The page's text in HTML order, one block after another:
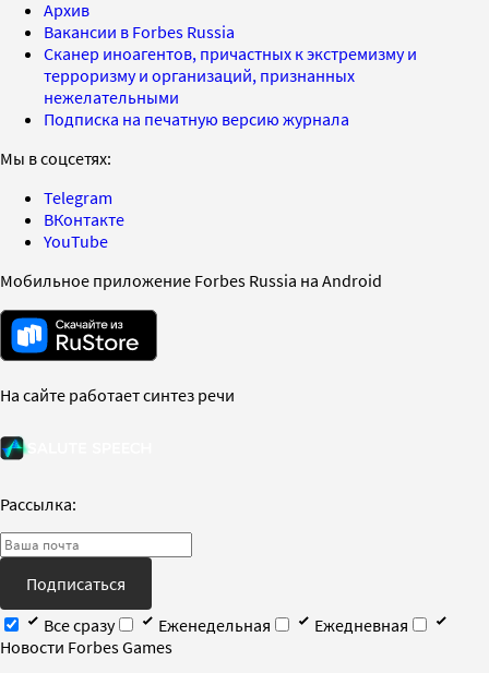
Архив
Вакансии в Forbes Russia
Сканер иноагентов, причастных к экстремизму и
терроризму и организаций, признанных
нежелательными
Подписка на печатную версию журнала
Мы в соцсетях:
Telegram
ВКонтакте
YouTube
Мобильное приложение Forbes Russia на Android
На сайте работает синтез речи
Рассылка:
Подписаться
Все сразу
Еженедельная
Ежедневная
Новости Forbes Games